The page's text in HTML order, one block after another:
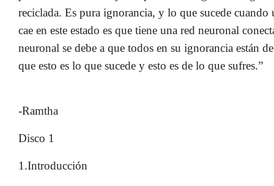
reciclada. Es pura ignorancia, y lo que sucede cuando
cae en este estado es que tiene una red neuronal
neuronal se debe a que todos en su ignorancia están
que esto es lo que sucede y esto es de lo que sufres.”
-Ramtha
Disco 1
1.Introducción